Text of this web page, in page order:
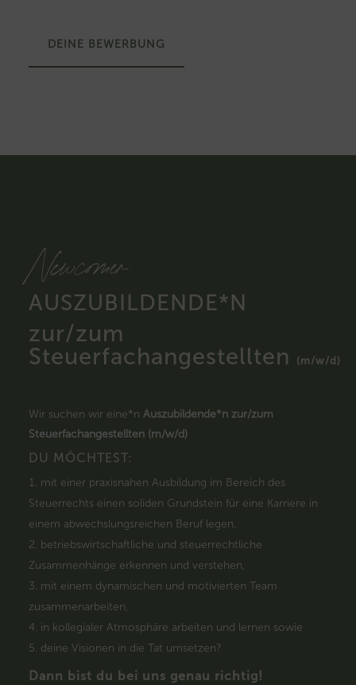
DEINE BEWERBUNG
Newcomer
AUSZUBILDENDE*N
zur/zum
Steuerfachangestellten
(m/w/d)
Wir suchen wir eine*n Auszubildende*n zur/zum
Steuerfachangestellten (m/w/d)
DU MÖCHTEST:
mit einer praxisnahen Ausbildung im Bereich des
Steuerrechts einen soliden Grundstein für eine Karriere in
einem abwechslungsreichen Beruf legen,
betriebswirtschaftliche und steuerrechtliche
Zusammenhänge erkennen und verstehen,
mit einem dynamischen und motivierten Team
zusammenarbeiten,
in kollegialer Atmosphäre arbeiten und lernen sowie
deine Visionen in die Tat umsetzen?
Dann bist du bei uns genau richtig!